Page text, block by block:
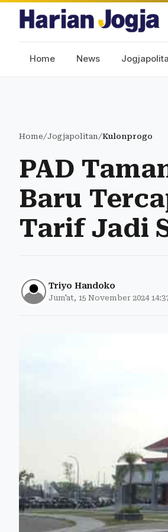
Home News
Home/Jogjapolitan/Kulonprogo
PAD
Baru
Tarif Jadi
Triyo Handoko
Jum'at, 15 November 2024